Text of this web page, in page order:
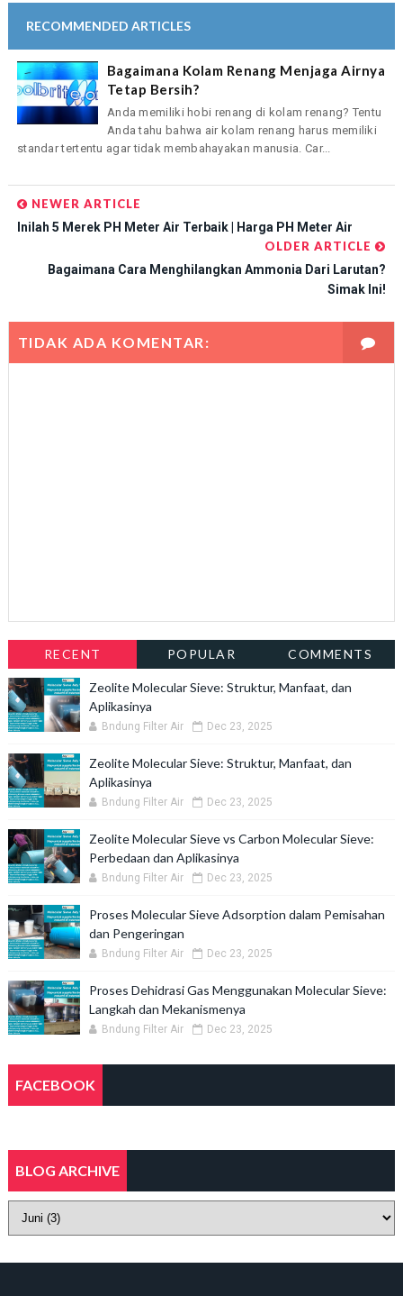
RECOMMENDED ARTICLES
Bagaimana Kolam Renang Menjaga Airnya
Tetap Bersih?
Anda memiliki hobi renang di kolam renang? Tentu
Anda tahu bahwa air kolam renang harus memiliki
standar tertentu agar tidak membahayakan manusia. Car...
NEWER ARTICLE
Inilah 5 Merek PH Meter Air Terbaik | Harga PH Meter Air
OLDER ARTICLE
Bagaimana Cara Menghilangkan Ammonia Dari Larutan?
Simak Ini!
TIDAK ADA KOMENTAR:
RECENT POPULAR COMMENTS
Zeolite Molecular Sieve: Struktur, Manfaat, dan
Aplikasinya
Bndung Filter Air Dec 23, 2025
Zeolite Molecular Sieve: Struktur, Manfaat, dan
Aplikasinya
Bndung Filter Air Dec 23, 2025
Zeolite Molecular Sieve vs Carbon Molecular Sieve:
Perbedaan dan Aplikasinya
Bndung Filter Air Dec 23, 2025
Proses Molecular Sieve Adsorption dalam Pemisahan
dan Pengeringan
Bndung Filter Air Dec 23, 2025
Proses Dehidrasi Gas Menggunakan Molecular Sieve:
Langkah dan Mekanismenya
Bndung Filter Air Dec 23, 2025
FACEBOOK
BLOG ARCHIVE